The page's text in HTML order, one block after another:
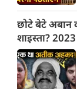
छोटे बेटे अबान
शाइस्ता?
की पत्नी